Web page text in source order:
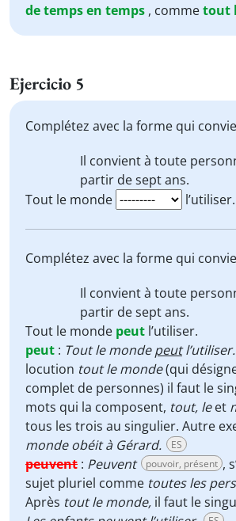
de temps en temps , commetout
Ejercicio 5
Complétez avec la forme qui
Il convient à toute
partir de sept ans.
Tout le monde
l’utiliser.
Complétez avec la forme qui
Il convient à toute
partir de sept ans.
Tout le monde peut l’utiliser.
peut : Tout le monde peutl’utiliser.
locution tout le monde(qui
complet de personnes) il faut le
mots qui la composent, tout, leet
tous les trois au singulier. Autre
monde obéit à Gérard.
ES
peuvent : Peuvent pouvoir, présent ,
sujet pluriel comme toutes les
Après tout le monde, il faut le